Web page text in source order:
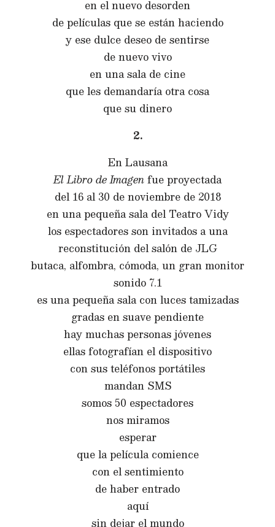
en el nuevo desorden
de películas que se están haciendo
y ese dulce deseo de sentirse
de nuevo vivo
en una sala de cine
que les demandaría otra cosa
que su dinero
2.
En Lausana
El Libro de Imagenfue proyectada
del 16 al 30 de noviembre de 2018
en una pequeña sala del Teatro Vidy
los espectadores son invitados a una
reconstitución del salón de JLG
butaca, alfombra, cómoda, un gran monitor
sonido 7.1
es una pequeña sala con luces tamizadas
gradas en suave pendiente
hay muchas personas jóvenes
ellas fotografían el dispositivo
con sus teléfonos portátiles
mandan SMS
somos 50 espectadores
nos miramos
esperar
que la película comience
con el sentimiento
de haber entrado
aquí
sin dejar el mundo